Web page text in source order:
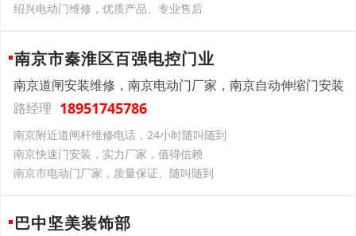
绍兴电动门维修，优质产品、专业售后
南京市秦淮区百强电控门业
南京道闸安装维修，南京电动门厂家，南京自动伸缩门安装
路经理 18951745786
南京附近道闸杆维修电话，24小时随叫随到
南京快速门安装，实力厂家，值得信赖
南京市电动门厂家，质量保证、随叫随到
巴中坚美装饰部